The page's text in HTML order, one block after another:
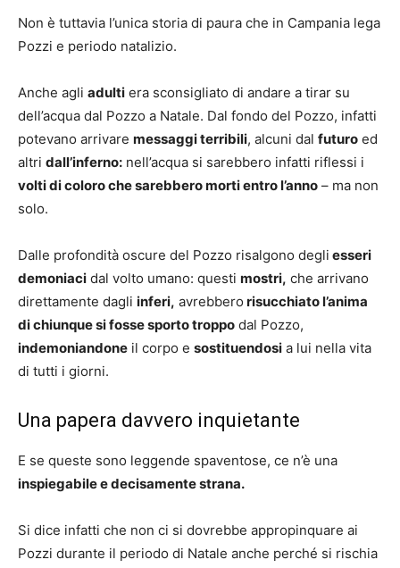
Non è tuttavia l’unica storia di paura che in Campania lega
Pozzi e periodo natalizio.
Anche agli adulti era sconsigliato di andare a tirar su
dell’acqua dal Pozzo a Natale. Dal fondo del Pozzo, infatti
potevano arrivare messaggi terribili, alcuni dal futuro ed
altri dall’inferno: nell’acqua si sarebbero infatti riflessi i
volti di coloro che sarebbero morti entro l’anno – ma non
solo.
Dalle profondità oscure del Pozzo risalgono degli esseri
demoniaci dal volto umano: questi mostri, che arrivano
direttamente dagli inferi, avrebbero risucchiato l’anima
di chiunque si fosse sporto troppo dal Pozzo,
indemoniandone il corpo e sostituendosi a lui nella vita
di tutti i giorni.
Una papera davvero inquietante
E se queste sono leggende spaventose, ce n’è una
inspiegabile e decisamente strana.
Si dice infatti che non ci si dovrebbe appropinquare ai
Pozzi durante il periodo di Natale anche perché si rischia